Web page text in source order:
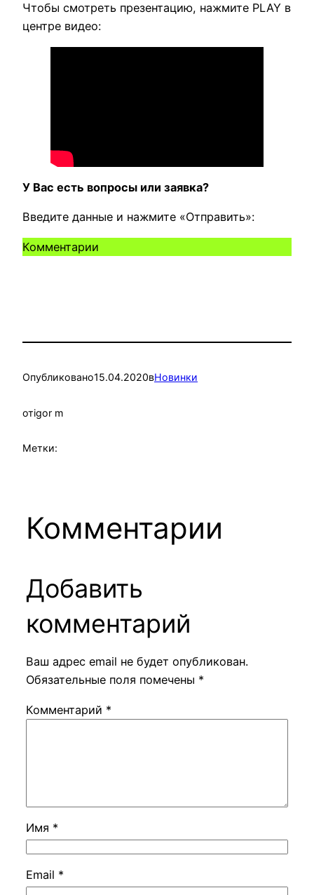
Чтобы смотреть презентацию, нажмите PLAY в
центре видео:
У Вас есть вопросы или заявка?
Введите данные и нажмите «Отправить»:
Комментарии
Опубликовано15.04.2020вНовинки
отigor m
Метки:
Комментарии
Добавить
комментарий
Ваш адрес email не будет опубликован.
Обязательные поля помечены *
Комментарий *
Имя *
Email *